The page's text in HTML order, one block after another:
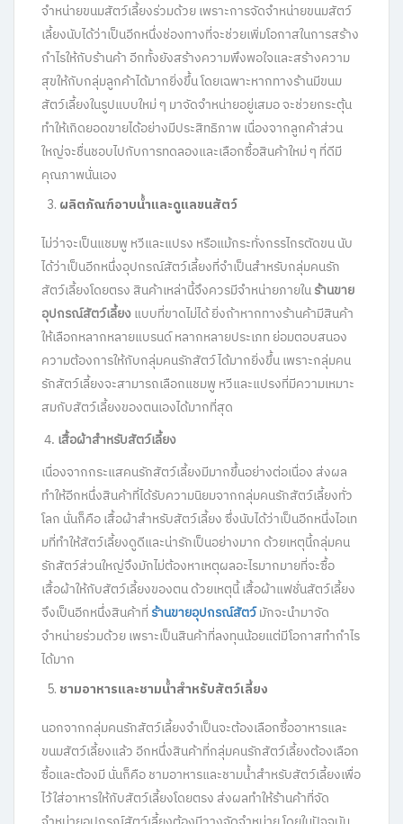
จำหน่ายขนมสัตว์เลี้ยงร่วมด้วย เพราะการจัดจำหน่ายขนมสัตว์
เลี้ยงนับได้ว่าเป็นอีกหนึ่งช่องทางที่จะช่วยเพิ่มโอกาสในการสร้าง
กำไรให้กับร้านค้า อีกทั้งยังสร้างความพึงพอใจและสร้างความ
สุขให้กับกลุ่มลูกค้าได้มากยิ่งขึ้น โดยเฉพาะหากทางร้านมีขนม
สัตว์เลี้ยงในรูปแบบใหม่ ๆ มาจัดจำหน่ายอยู่เสมอ จะช่วยกระตุ้น
ทำให้เกิดยอดขายได้อย่างมีประสิทธิภาพ เนื่องจากลูกค้าส่วน
ใหญ่จะชื่นชอบไปกับการทดลองและเลือกซื้อสินค้าใหม่ ๆ ที่ดีมี
คุณภาพนั่นเอง
ผลิตภัณฑ์อาบน้ำและดูแลขนสัตว์
ไม่ว่าจะเป็นแชมพู หวีและแปรง หรือแม้กระทั่งกรรไกรตัดขน นับ
ได้ว่าเป็นอีกหนึ่งอุปกรณ์สัตว์เลี้ยงที่จำเป็นสำหรับกลุ่มคนรัก
สัตว์เลี้ยงโดยตรง สินค้าเหล่านี้จึงควรมีจำหน่ายภายในร้านขาย
อุปกรณ์สัตว์เลี้ยงแบบที่ขาดไม่ได้ ยิ่งถ้าหากทางร้านค้ามีสินค้า
ให้เลือกหลากหลายแบรนด์ หลากหลายประเภท ย่อมตอบสนอง
ความต้องการให้กับกลุ่มคนรักสัตว์ได้มากยิ่งขึ้น เพราะกลุ่มคน
รักสัตว์เลี้ยงจะสามารถเลือกแชมพู หวีและแปรงที่มีความเหมาะ
สมกับสัตว์เลี้ยงของตนเองได้มากที่สุด
4. เสื้อผ้าสำหรับสัตว์เลี้ยง
เนื่องจากกระแสคนรักสัตว์เลี้ยงมีมากขึ้นอย่างต่อเนื่อง ส่งผล
ทำให้อีกหนึ่งสินค้าที่ได้รับความนิยมจากกลุ่มคนรักสัตว์เลี้ยงทั่ว
โลก นั่นก็คือ เสื้อผ้าสำหรับสัตว์เลี้ยง ซึ่งนับได้ว่าเป็นอีกหนึ่งไอเท
มที่ทำให้สัตว์เลี้ยงดูดีและน่ารักเป็นอย่างมาก ด้วยเหตุนี้กลุ่มคน
รักสัตว์ส่วนใหญ่จึงมักไม่ต้องหาเหตุผลอะไรมากมายที่จะซื้อ
เสื้อผ้าให้กับสัตว์เลี้ยงของตน ด้วยเหตุนี้ เสื้อผ้าแฟชั่นสัตว์เลี้ยง
จึงเป็นอีกหนึ่งสินค้าที่ร้านขายอุปกรณ์สัตว์มักจะนำมาจัด
จำหน่ายร่วมด้วย เพราะเป็นสินค้าที่ลงทุนน้อยแต่มีโอกาสทำกำไร
ได้มาก
ชามอาหารและชามน้ำสำหรับสัตว์เลี้ยง
นอกจากกลุ่มคนรักสัตว์เลี้ยงจำเป็นจะต้องเลือกซื้ออาหารและ
ขนมสัตว์เลี้ยงแล้ว อีกหนึ่งสินค้าที่กลุ่มคนรักสัตว์เลี้ยงต้องเลือก
ซื้อและต้องมี นั่นก็คือ ชามอาหารและชามน้ำสำหรับสัตว์เลี้ยงเพื่อ
ไว้ใส่อาหารให้กับสัตว์เลี้ยงโดยตรง ส่งผลทำให้ร้านค้าที่จัด